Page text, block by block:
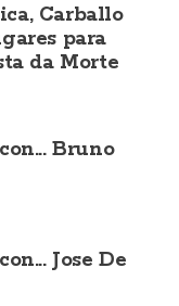
Carballo
para
da Morte
Bruno
Jose De